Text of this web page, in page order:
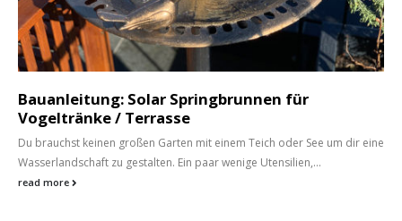
Bauanleitung: Solar Springbrunnen für
Vogeltränke / Terrasse
Du brauchst keinen großen Garten mit einem Teich oder See um dir eine
Wasserlandschaft zu gestalten. Ein paar wenige Utensilien,...
read more